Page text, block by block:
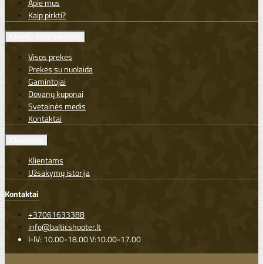
Apie mus
Kaip pirkti?
Visos prekės
Prekės su nuolaida
Gamintojai
Dovanų kuponai
Svetainės medis
Kontaktai
Klientams
Užsakymų istorija
Kontaktai
+37061633388
info@balticshooter.lt
I-IV: 10.00-18.00 V:10.00-17.00